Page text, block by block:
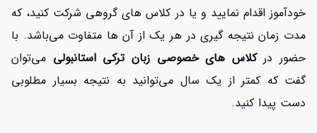
خودآموز اقدام نمایید و یا در کلاس های گروهی شرکت کنید، که
مدت زمان نتیجه گیری در هر یک از آن ها متفاوت می‌باشد. با
حضور درکلاس های خصوصی زبان ترکی استانبولی می‌توان
گفت که کمتر از یک سال می‌توانید به نتیجه بسیار مطلوبی
دست پیدا کنید.